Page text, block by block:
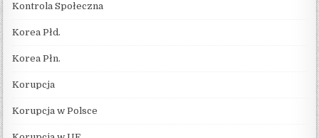
Kontrola Społeczna
Korea Płd.
Korea Płn.
Korupcja
Korupcja w Polsce